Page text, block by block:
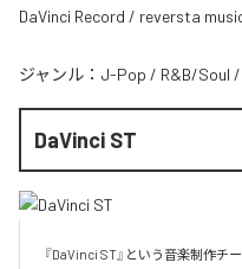
DaVinci Record / reversta
ジャンル： J-Pop / R&B/Soul /
DaVinci ST
『DaVinci ST』という音楽制作チ